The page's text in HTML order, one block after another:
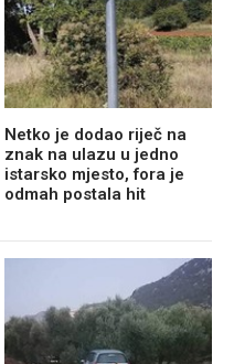
Netko je dodao riječ na
znak na ulazu u jedno
istarsko mjesto, fora je
odmah postala hit